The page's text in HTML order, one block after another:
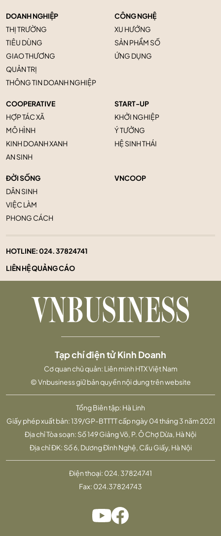
DOANH NGHIỆP
THỊ TRƯỜNG
TIÊU DÙNG
GIAO THƯƠNG
QUẢN TRỊ
THÔNG TIN DOANH NGHIỆP
CÔNG NGHỆ
XU HƯỚNG
SẢN PHẨM SỐ
ỨNG DỤNG
COOPERATIVE
HỢP TÁC XÃ
MÔ HÌNH
KINH DOANH XANH
AN SINH
START-UP
KHỞI NGHIỆP
Ý TƯỞNG
HỆ SINH THÁI
ĐỜI SỐNG
DÂN SINH
VIỆC LÀM
PHONG CÁCH
VNCOOP
HOTLINE:024. 37824741
LIÊN HỆ QUẢNG CÁO
Tổng Biên tập: Hà Linh
Giấy phép xuất bản: 139/GP-BTTTT cấp ngày 04 tháng 3 năm 2021
Địa chỉ Tòa soạn: Số 149 Giảng Võ, P. Ô Chợ Dừa, Hà Nội
Địa chỉ ĐK: Số 6, Dương Đình Nghệ, Cầu Giấy, Hà Nội
Tạp chí điện tử Kinh Doanh
Cơ quan chủ quản: Liên minh HTX Việt Nam
© Vnbusiness giữ bản quyền nội dung trên website
Điện thoại: 024. 37824741
Fax: 024.37824743